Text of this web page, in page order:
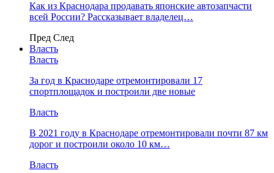
Как из Краснодара продавать японские автозапчасти
всей России? Рассказывает владелец…
Пред След
Власть
Власть
За год в Краснодаре отремонтировали 17
спортплощадок и построили две новые
Власть
В 2021 году в Краснодаре отремонтировали почти 87 км
дорог и построили около 10 км…
Власть